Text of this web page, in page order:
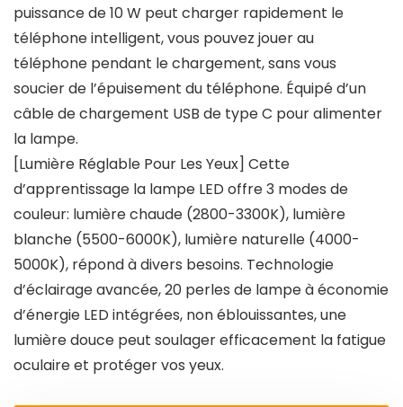
puissance de 10 W peut charger rapidement le
téléphone intelligent, vous pouvez jouer au
téléphone pendant le chargement, sans vous
soucier de l’épuisement du téléphone. Équipé d’un
câble de chargement USB de type C pour alimenter
la lampe.
[Lumière Réglable Pour Les Yeux] Cette
d’apprentissage la lampe LED offre 3 modes de
couleur: lumière chaude (2800-3300K), lumière
blanche (5500-6000K), lumière naturelle (4000-
5000K), répond à divers besoins. Technologie
d’éclairage avancée, 20 perles de lampe à économie
d’énergie LED intégrées, non éblouissantes, une
lumière douce peut soulager efficacement la fatigue
oculaire et protéger vos yeux.